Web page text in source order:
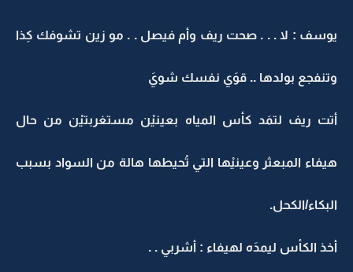
يوسف : لا . . . صحت ريف وأم فيصل . . مو زين تشوفك كِذا
وتنفجع بولدها .. قوَي نفسك شويَ
أتت ريف لتمَد كأس المياه بعينيْن مستغربتيْن من حال
هيفاء المبعثر وعينيْها التي تُحيطها هالة من السواد بسبب
البكاء/الكحل.
أخذ الكأس ليمدَه لهيفاء : أشربي . .